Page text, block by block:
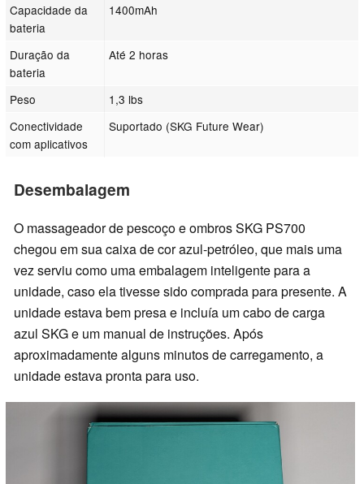
Capacidade da
bateria
1400mAh
Duração da
bateria
Até 2 horas
Peso
1,3 lbs
Conectividade
com aplicativos
Suportado (SKG Future Wear)
Desembalagem
O massageador de pescoço e ombros SKG PS700
chegou em sua caixa de cor azul-petróleo, que mais uma
vez serviu como uma embalagem inteligente para a
unidade, caso ela tivesse sido comprada para presente. A
unidade estava bem presa e incluía um cabo de carga
azul SKG e um manual de instruções. Após
aproximadamente alguns minutos de carregamento, a
unidade estava pronta para uso.